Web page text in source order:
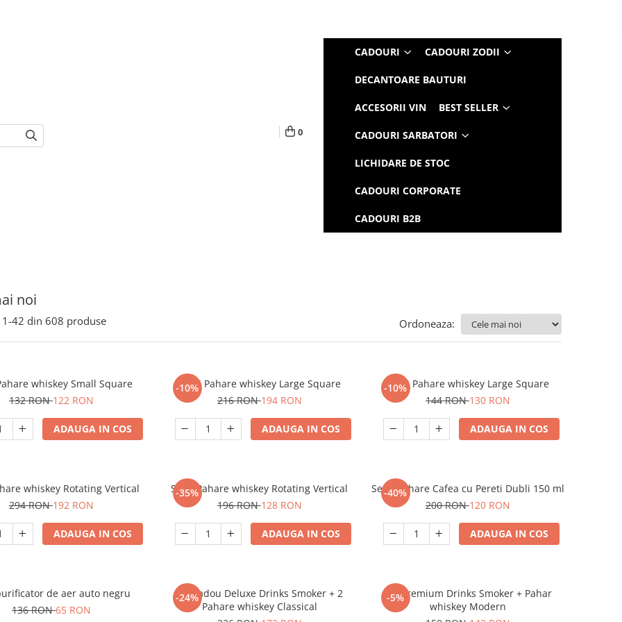
0
CADOURI CADOURI ZODII
DECANTOARE BAUTURI
ACCESORII VIN BEST SELLER
CADOURI SARBATORI
LICHIDARE DE STOC
CADOURI CORPORATE
CADOURI B2B
noi
1-42 din 608 produse Ordoneaza:
whiskey Small Square
132 RON122 RON
ADAUGA IN COS
-10%
Set 6 Pahare whiskey Large Square
216 RON194 RON
ADAUGA IN COS
-10%
Set 4 Pahare whiskey Large Square
144 RON130 RON
ADAUGA IN COS
whiskey Rotating Vertical
294 RON192 RON
ADAUGA IN COS
-35%
Set 4 Pahare whiskey Rotating Vertical
196 RON128 RON
ADAUGA IN COS
-40%
Set 4 Pahare Cafea cu Pereti Dubli 150 ml
200 RON120 RON
ADAUGA IN COS
de aer auto negru
136 RON65 RON
-24%
Set cadou Deluxe Drinks Smoker + 2
Pahare whiskey Classical
-5%
Set premium Drinks Smoker + Pahar
whiskey Modern